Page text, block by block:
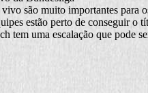
são muito importantes para
estão perto de conseguir
tem uma escalação que pode